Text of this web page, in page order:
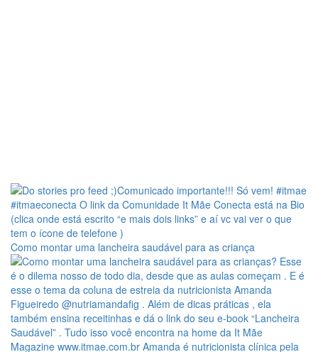
Como montar uma lancheira saudável para as criança